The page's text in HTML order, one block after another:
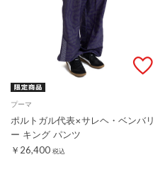
プーマ
ポルトガル代表×サレヘ・ベンバリ
ー キング パンツ
￥26,400 税込